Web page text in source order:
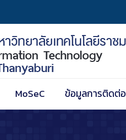
MoSeC ข้อมูลการติดต่อ